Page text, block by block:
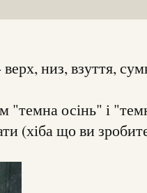
низ, взуття,
"темна осінь" і
(хіба що ви